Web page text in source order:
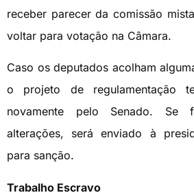
receber parecer da comissão
voltar para votação na Câmara.
Caso os deputados acolham
o projeto de regulamentação
novamente pelo Senado. Se
alterações, será enviado à
para sanção.
Trabalho Escravo